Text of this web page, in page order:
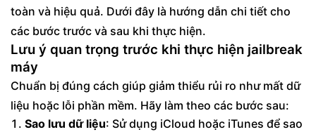
toàn và hiệu quả. Dưới đây là hướng dẫn chi tiết cho
các bước trước và sau khi thực hiện.
Lưu ý quan trọng trước khi thực hiện jailbreak
máy
Chuẩn bị đúng cách giúp giảm thiểu rủi ro như mất dữ
liệu hoặc lỗi phần mềm. Hãy làm theo các bước sau:
Sao lưu dữ liệu: Sử dụng iCloud hoặc iTunes để sao